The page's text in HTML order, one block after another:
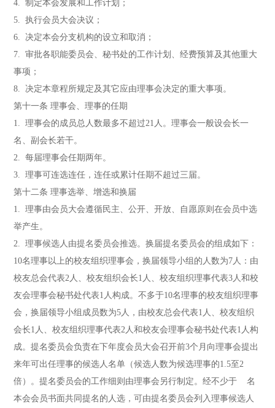
4. 制定本会发展和工作计划；
5. 执行会员大会决议；
6. 决定本会分支机构的设立和取消；
7. 审批各职能委员会、秘书处的工作计划、经费预算及其他重大
事项；
8. 决定本章程所规定及其它应由理事会决定的重大事项。
第十一条 理事会、理事的任期
1. 理事会的成员总人数最多不超过21人。理事会一般设会长一
名、副会长若干。
2. 每届理事会任期两年。
3. 理事可连选连任，连任或累计任期不超过三届。
第十二条 理事选举、增选和换届
1. 理事由会员大会遵循民主、公开、开放、自愿原则在会员中选
举产生。
2. 理事候选人由提名委员会推选。换届提名委员会的组成如下：
10名理事以上的校友组织理事会，换届领导小组的人数为7人：由
校友总会代表2人、校友组织会长1人、校友组织理事代表3人和校
友会理事会秘书处代表1人构成。不多于10名理事的校友组织理事
会，换届领导小组成员数为5人，由校友总会代表1人、校友组织
会长1人、校友组织理事代表2人和校友会理事会秘书处代表1人构
成。提名委员会负责在下年度会员大会召开前3个月向理事会提出
来年可出任理事的候选人名单（候选人数为候选理事的1.5至2
倍）。提名委员会的工作细则由理事会另行制定。经不少于 名
本会会员书面共同提名的人选，可由提名委员会列入理事候选人